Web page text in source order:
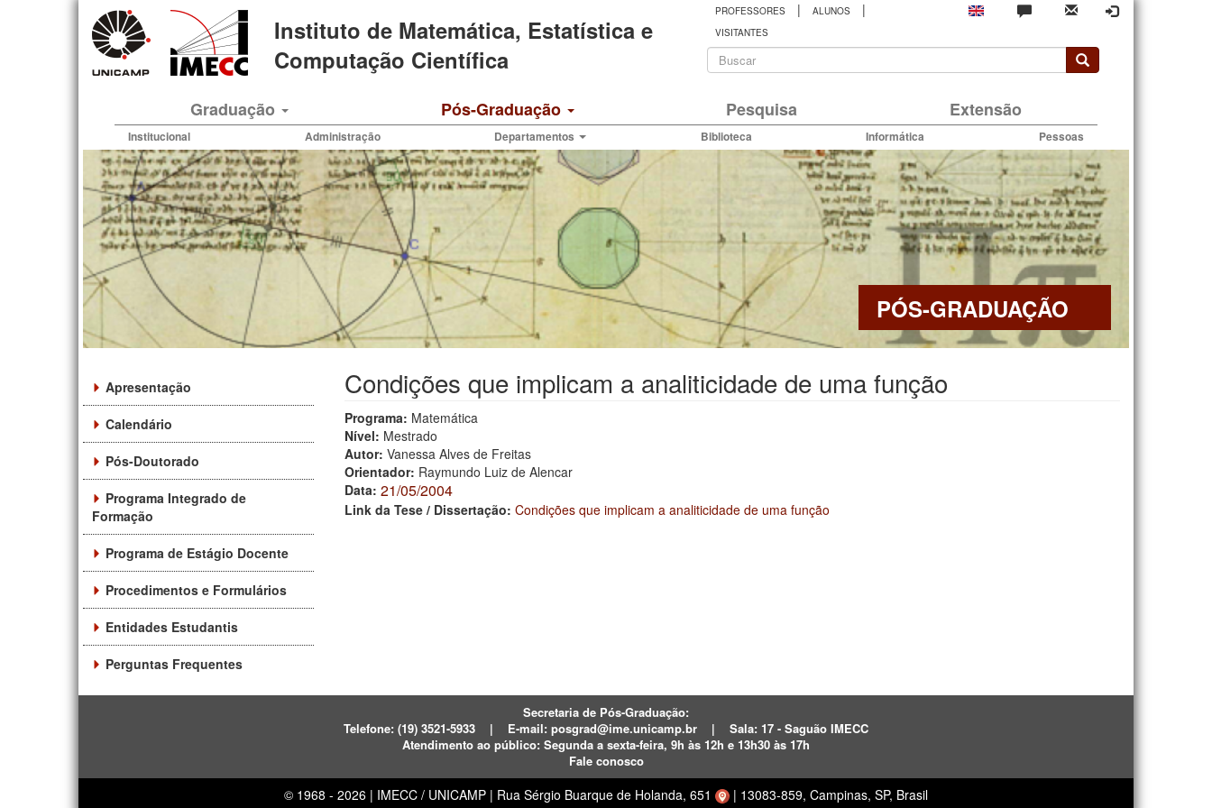
Instituto de Matemática, Estatística e
Computação Científica
PROFESSORES | ALUNOS |
VISITANTES
Formulário
busca
Graduação Pós-Graduação Pesquisa Extensão
Institucional Administração Departamentos Biblioteca Informática Pessoas
PÓS-GRADUAÇÃO
Apresentação
Calendário
Pós-Doutorado
Programa Integrado de
Formação
Programa de Estágio Docente
Procedimentos e Formulários
Entidades Estudantis
Perguntas Frequentes
Condições que implicam a analiticidade de uma função
Programa: Matemática
Nível: Mestrado
Autor: Vanessa Alves de Freitas
Orientador: Raymundo Luiz de Alencar
Data: 21/05/2004
Link da Tese / Dissertação: Condições que implicam a analiticidade de uma função
Secretaria de Pós-Graduação:
Telefone: (19) 3521-5933 | E-mail: posgrad@ime.unicamp.br |
Sala: 17 - Saguão IMECC
Atendimento ao público: Segunda a sexta-feira, 9h às 12h e 13h30 às 17h
Fale conosco
© 1968 - 2026 | IMECC / UNICAMP | Rua Sérgio Buarque de Holanda, 651 | 13083-859, Campinas, SP, Brasil